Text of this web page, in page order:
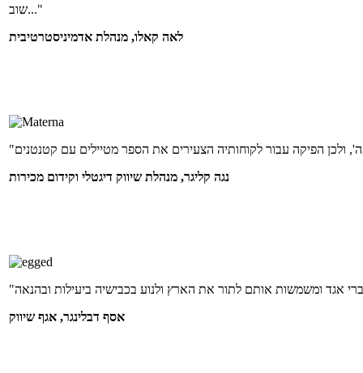
שוב..."
לאה קאלו, מנהלת אדמיניסטרטיבית
נגה קליגר, מנהלת שיווק דיגטלי וקידום מכירות
אסף דבלינגר, אגף שיווק